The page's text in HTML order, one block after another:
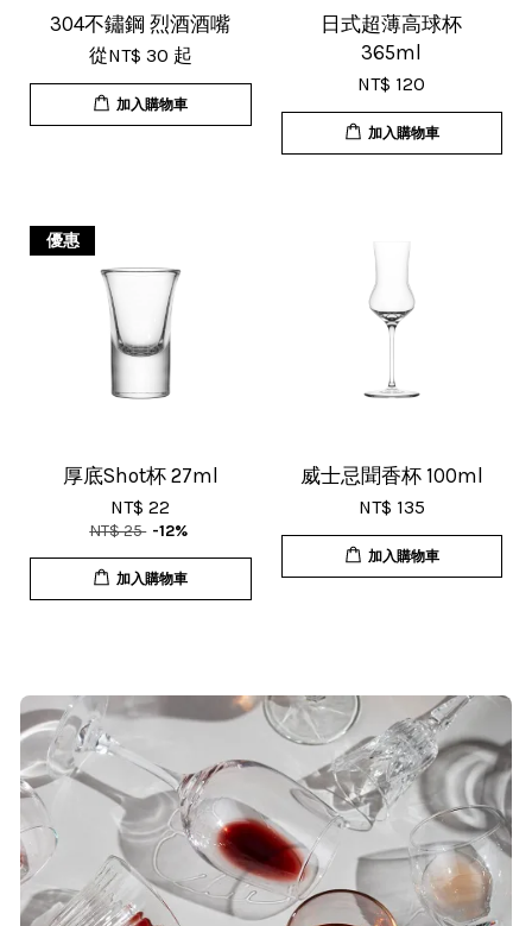
超用心的包裝，非常好用的產品，謝
謝賣家，價格超優惠，CP值超高，推
薦給大家！
U***
18/Nov/2025 07:35 pm
杯子的品質非常好、寄出很快速很有
效率，現在買調酒用品都會優先選購
T***
貨速度快，商品品質也很ok，價格又
超值，值得推薦大家購買
S***
304不鏽鋼 烈酒酒嘴
從NT$ 30 起
加入購物車
日式超薄高球杯
365ml
NT$ 120
加入購物車
優惠
厚底Shot杯 27ml
NT$ 22
NT$ 25 -12%
加入購物車
威士忌聞香杯 100ml
NT$ 135
加入購物車